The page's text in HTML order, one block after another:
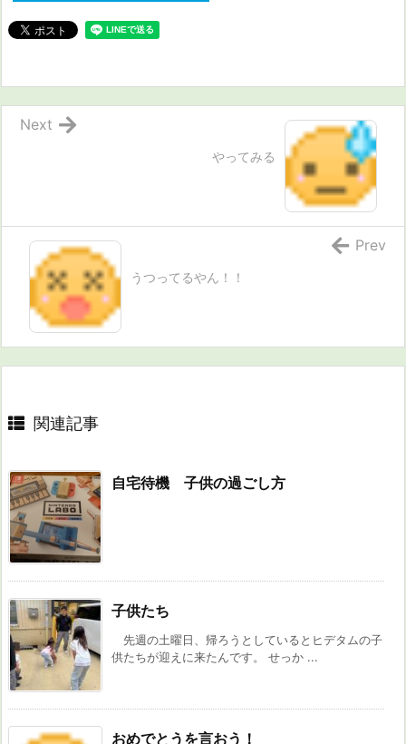
やってみる
Next
うつってるやん！！
Prev
関連記事
自宅待機 子供の過ごし方
子供たち
先週の土曜日、帰ろうとしているとヒデタムの子
供たちが迎えに来たんです。 せっか ...
おめでとうを言おう！